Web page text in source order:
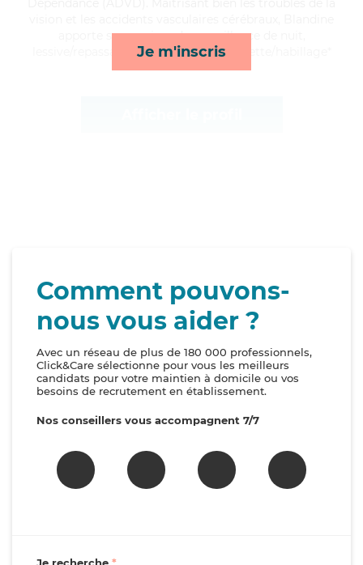
Je m'inscris
apporte ses services de surveillance de nuit,
lessive/repassage, lever/coucher et toilette/habillage*
Comment pouvons-
nous vous aider ?
Avec un réseau de plus de 180 000 professionnels,
Click&Care sélectionne pour vous les meilleurs
candidats pour votre maintien à domicile ou vos
besoins de recrutement en établissement.
Nos conseillers vous accompagnent 7/7